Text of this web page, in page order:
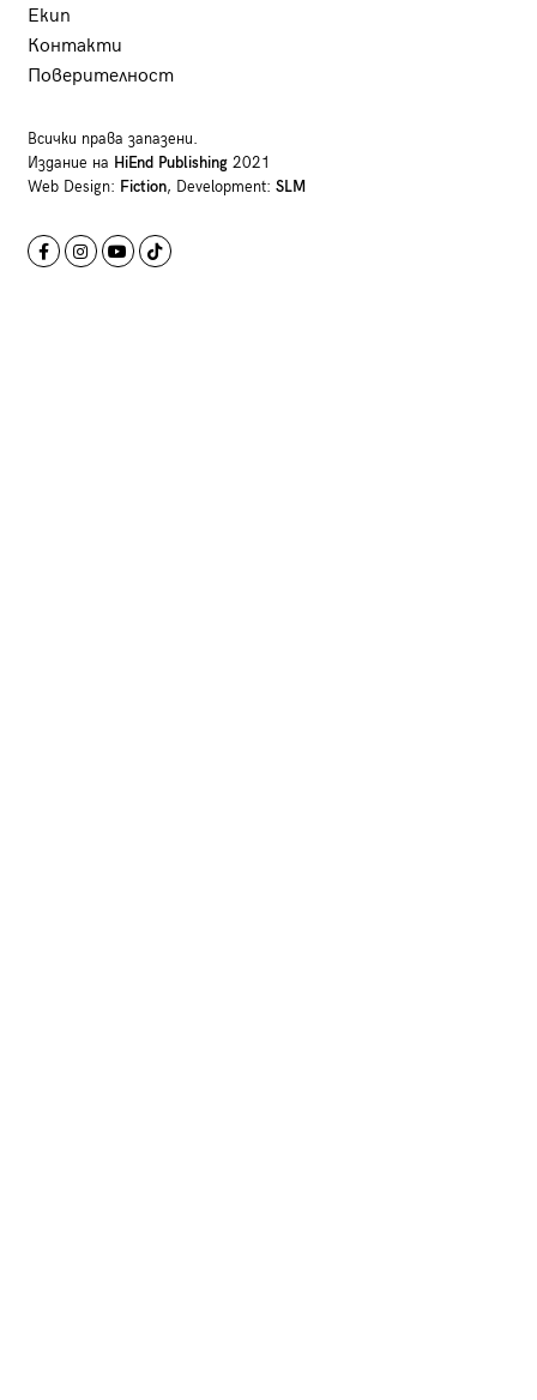
Екип
Контакти
Поверителност
Всички права запазени.
Издание на HiEnd Publishing2021
Web Design: Fiction, Development: SLM